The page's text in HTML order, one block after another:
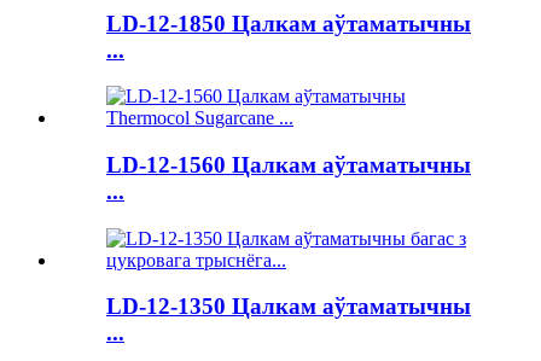
LD-12-1850 Цалкам аўтаматычны
...
LD-12-1560 Цалкам аўтаматычны
...
LD-12-1350 Цалкам аўтаматычны
...